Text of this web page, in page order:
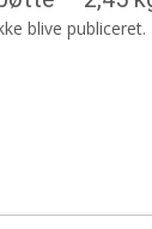
blive publiceret.